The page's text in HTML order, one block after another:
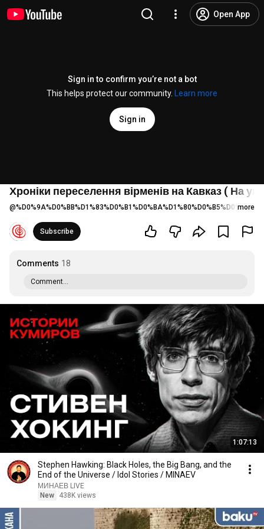
Open App
Sign in to confirm you’re not a bot
This helps protect our community.
Learn more
Sign in
Хроніки переселення вірменів на Кавказ ( На
@ more
Subscribe
Comments 18
Comment...
1:07:13
Stephen Hawking: Black Holes, the Big Bang, and the
End of the Universe / Idol Stories / MINAEV
МИНАЕВ LIVE
New
438K views